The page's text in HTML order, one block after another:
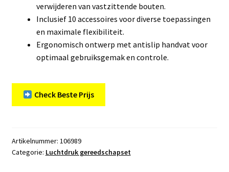
verwijderen van vastzittende bouten.
Inclusief 10 accessoires voor diverse toepassingen
en maximale flexibiliteit.
Ergonomisch ontwerp met antislip handvat voor
optimaal gebruiksgemak en controle.
Check Beste Prijs
Artikelnummer: 106989
Categorie: Luchtdruk gereedschapset